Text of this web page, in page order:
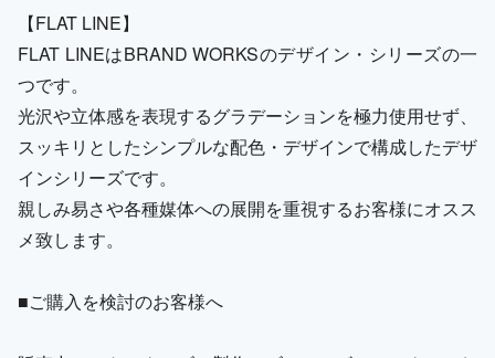
【FLAT LINE】
FLAT LINEはBRAND WORKSのデザイン・シリーズの一
つです。
光沢や立体感を表現するグラデーションを極力使用せず、
スッキリとしたシンプルな配色・デザインで構成したデザ
インシリーズです。
親しみ易さや各種媒体への展開を重視するお客様にオスス
メ致します。
■ご購入を検討のお客様へ